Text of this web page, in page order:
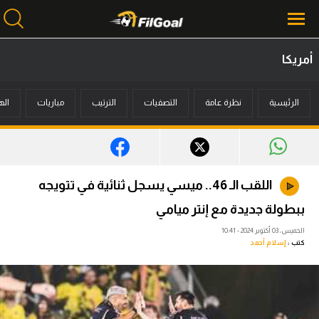
أخبار
فانتازي في الجول
عدسات
أمريكا
الرئيسية نظرة عامة التصفيات الترتيب مباريات
اللقب الـ 46.. ميسي يسجل ثنائية في تتويجه
ببطولة جديدة مع إنتر ميامي
الخميس، 03 أكتوبر 2024 - 10:41
كتب : إسلام أحمد